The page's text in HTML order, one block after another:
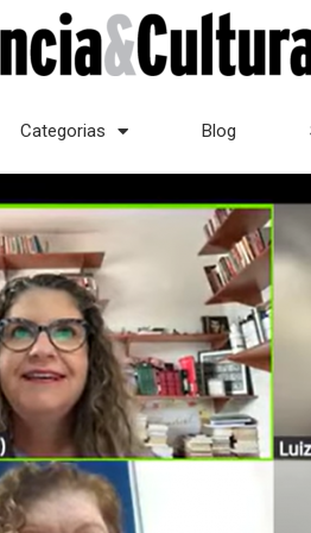
Categorias Blog